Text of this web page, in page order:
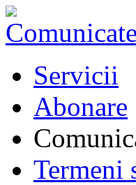
Servicii
Abonare
Termeni